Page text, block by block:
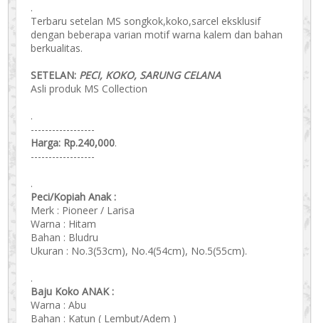
.
Terbaru setelan MS songkok,koko,sarcel eksklusif
dengan beberapa varian motif warna kalem dan bahan
berkualitas.
SETELAN: PECI, KOKO, SARUNG CELANA
Asli produk MS Collection
.
------------------
Harga: Rp.240,000.
------------------
.
Peci/Kopiah Anak :
Merk : Pioneer / Larisa
Warna : Hitam
Bahan : Bludru
Ukuran : No.3(53cm), No.4(54cm), No.5(55cm).
.
Baju Koko ANAK :
Warna : Abu
Bahan : Katun ( Lembut/Adem )